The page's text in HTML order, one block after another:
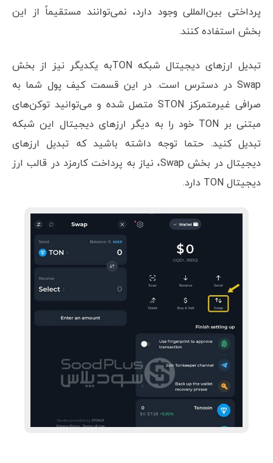
پرداختی بین‌المللی وجود دارد، نمی‌توانند مستقیماً از این
بخش استفاده کنند.
تبدیل ارزهای دیجیتال شبکه TONبه یکدیگر نیز از بخش
Swap در دسترس است. در این قسمت کیف پول شما به
صرافی غیرمتمرکز STON متصل شده و می‌توانید توکن‌های
مبتنی بر TON خود را به دیگر ارزهای دیجیتال این شبکه
تبدیل کنید. حتما توجه داشته باشید که تبدیل ارزهای
دیجیتال در بخش Swap، نیاز به پرداخت کارمزد در قالب ارز
دیجیتال TON دارد.